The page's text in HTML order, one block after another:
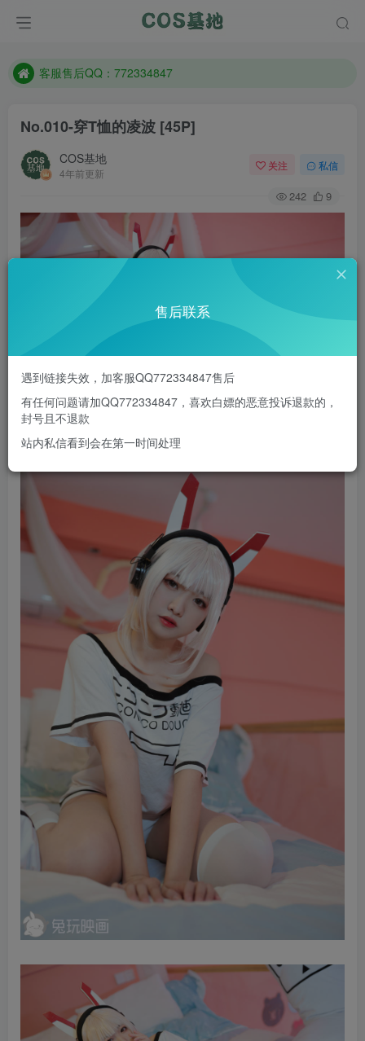
遇到任何问题加客服QQ：772334847
客服售后QQ：772334847
防失联：百度搜索《一七天佳》，实时查看最新站点。
No.010-穿T恤的凌波 [45P]
COS基地
4年前更新
关注 私信
242 9
售后联系
遇到链接失效，加客服QQ772334847售后
有任何问题请加QQ772334847，喜欢白嫖的恶意投诉退款的，
封号且不退款
站内私信看到会在第一时间处理